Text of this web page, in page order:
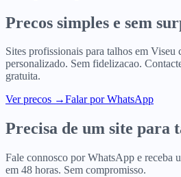
Precos simples e sem
Sites profissionais para talhos em Viseu
personalizado. Sem fidelizacao.
gratuita.
Ver precos →Falar por WhatsApp
Precisa de um site para
Fale connosco por WhatsApp e receba
em 48 horas. Sem compromisso.